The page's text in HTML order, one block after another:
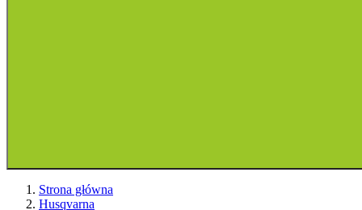
Strona główna
Husqvarna